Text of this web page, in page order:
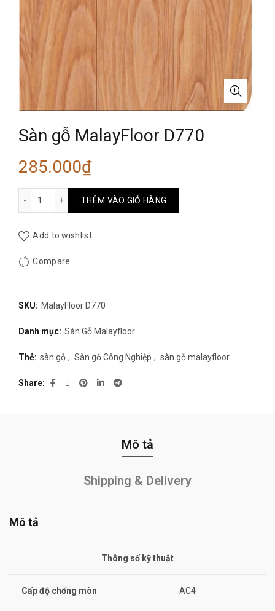
Sàn gỗ MalayFloor D770
285.000₫
Sàn gỗ MalayFloor D770 số lượng
THÊM VÀO GIỎ HÀNG
Add to wishlist
Compare
SKU: MalayFloor D770
Danh mục: Sàn Gỗ Malayfloor
Thẻ: sàn gỗ , Sàn gỗ Công Nghiệp , sàn gỗ malayfloor
Share
Mô tả
Shipping & Delivery
Mô tả
Thông số kỹ thuật
Cấp độ chống mòn AC4